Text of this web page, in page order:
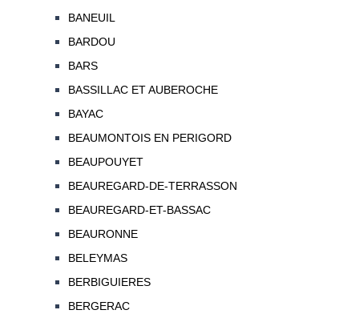
BANEUIL
BARDOU
BARS
BASSILLAC ET AUBEROCHE
BAYAC
BEAUMONTOIS EN PERIGORD
BEAUPOUYET
BEAUREGARD-DE-TERRASSON
BEAUREGARD-ET-BASSAC
BEAURONNE
BELEYMAS
BERBIGUIERES
BERGERAC